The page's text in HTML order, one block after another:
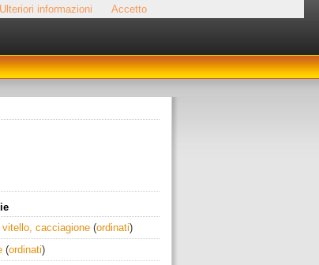
Ulteriori informazioni Accetto
vitello, cacciagione (ordinati)
(ordinati)